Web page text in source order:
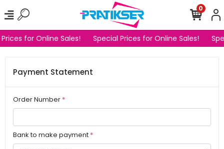
for Online Sales! Special Prices for Online Sales!
0
Payment Statement
Order Number *
Bank to make payment *